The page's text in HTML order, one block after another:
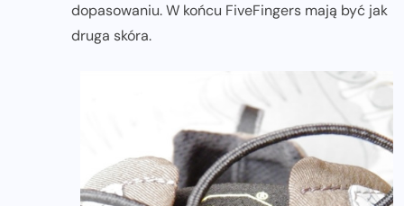
dopasowaniu. W końcu FiveFingers mają być jak
druga skóra.